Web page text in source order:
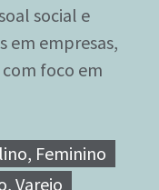
social e
em empresas,
foco em
Feminino
Varejo